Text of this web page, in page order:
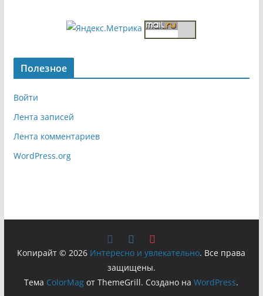
Полезное
Войти
Лента записей
Лента комментариев
WordPress.org
Копирайт © 2026 Интересно и увлекательно. Все права
защищены.
Тема ColorMag от ThemeGrill. Создано наWordPress.